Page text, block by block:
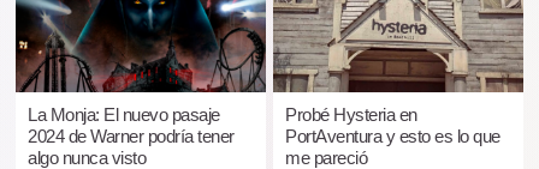
La Monja: El nuevo pasaje
2024 de Warner podría tener
algo nunca visto
Probé Hysteria en
PortAventura y esto es lo que
me pareció